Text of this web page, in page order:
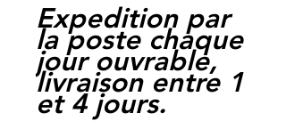
Expedition par
la poste chaque
jour ouvrable,
livraison entre 1
et 4 jours.